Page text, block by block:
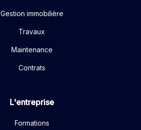
Gestion immobilière
Travaux
Maintenance
Contrats
L'entreprise
Formations